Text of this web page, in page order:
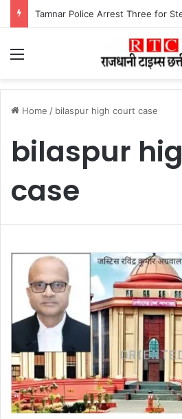
Menu
Home / bilaspur high court case
bilaspur
case